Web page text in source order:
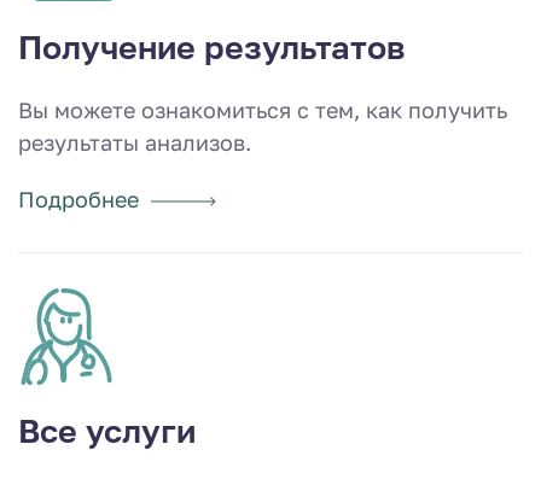
Получение результатов
Вы можете ознакомиться с тем, как получить
результаты анализов.
Подробнее
Все услуги